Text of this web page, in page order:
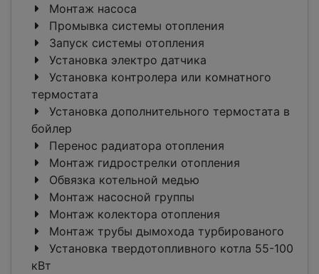
Монтаж насоса
Промывка системы отопления
Запуск системы отопления
Установка электро датчика
Установка контролера или комнатного
термостата
Установка дополнительного термостата в
бойлер
Перенос радиатора отопления
Монтаж гидрострелки отопления
Обвязка котельной медью
Монтаж насосной группы
Монтаж колектора отопления
Монтаж трубы дымохода турбированого
Установка твердотопливного котла 55-100
кВт